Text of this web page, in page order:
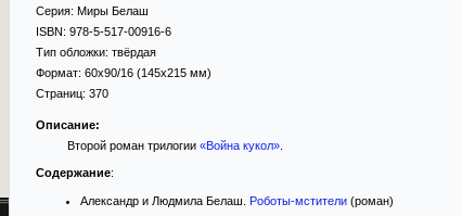
Серия: Миры Белаш
ISBN: 978-5-517-00916-6
Тип обложки: твёрдая
Формат: 60x90/16 (145x215 мм)
Страниц: 370
Описание:
Второй роман трилогии «Война кукол».
Содержание:
Александр и Людмила Белаш. Роботы-мстители (роман)